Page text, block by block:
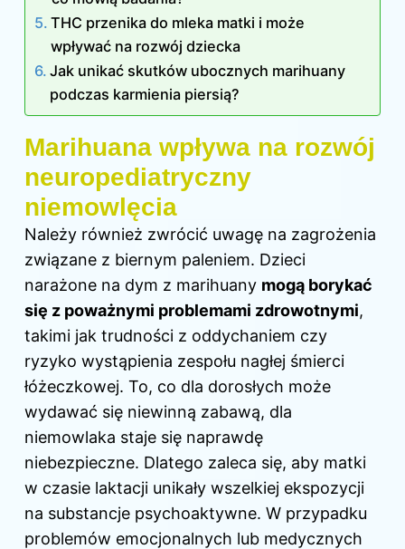
THC przenika do mleka matki i może
wpływać na rozwój dziecka
Jak unikać skutków ubocznych marihuany
podczas karmienia piersią?
Marihuana wpływa na rozwój
neuropediatryczny
niemowlęcia
Należy również zwrócić uwagę na zagrożenia
związane z biernym paleniem. Dzieci
narażone na dym z marihuany mogą borykać
się z poważnymi problemami zdrowotnymi,
takimi jak trudności z oddychaniem czy
ryzyko wystąpienia zespołu nagłej śmierci
łóżeczkowej. To, co dla dorosłych może
wydawać się niewinną zabawą, dla
niemowlaka staje się naprawdę
niebezpieczne. Dlatego zaleca się, aby matki
w czasie laktacji unikały wszelkiej ekspozycji
na substancje psychoaktywne. W przypadku
problemów emocjonalnych lub medycznych